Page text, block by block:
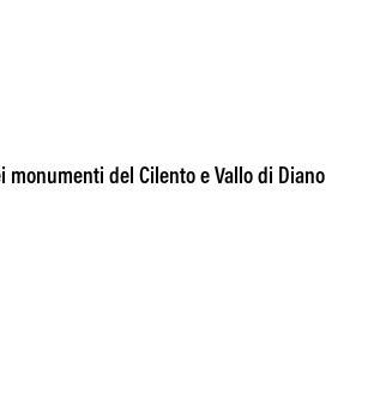
monumenti del Cilento e Vallo di Diano